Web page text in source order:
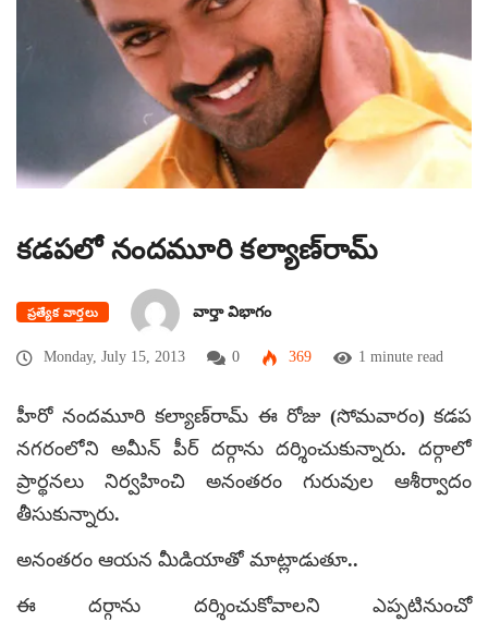
కడపలో నందమూరి కల్యాణ్‌రామ్
ప్రత్యేక వార్తలు వార్తా విభాగం
Monday, July 15, 2013 0 369 1 minute read
హీరో నందమూరి కల్యాణ్‌రామ్ ఈ రోజు (సోమవారం) కడప
నగరంలోని అమీన్ పీర్ దర్గాను దర్శించుకున్నారు. దర్గాలో
ప్రార్థనలు నిర్వహించి అనంతరం గురువుల ఆశీర్వాదం
తీసుకున్నారు.
అనంతరం ఆయన మీడియాతో మాట్లాడుతూ..
ఈ దర్గాను దర్శించుకోవాలని ఎప్పటినుంచో